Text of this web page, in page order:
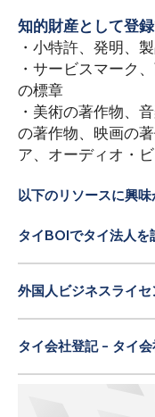
知的財産として登
・小特許、発明、
・サービスマーク
の標章
・美術の著作物、
の著作物、映画の
ア、オーディオ・
以下のリソースに興味
タイBOIでタイ法人を
外国人ビジネスライ
タイ会社登記 - タイ